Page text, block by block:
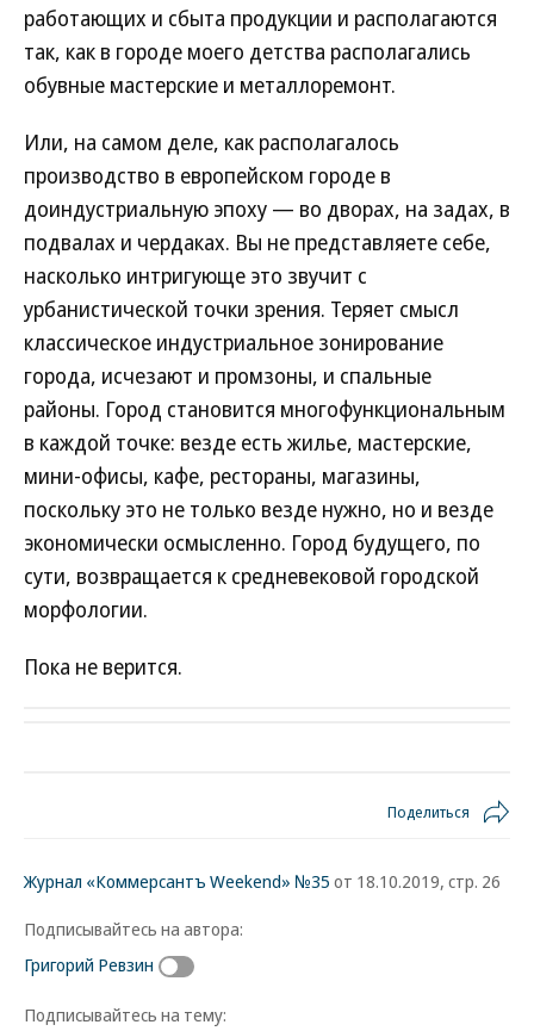
работающих и сбыта продукции и располагаются
так, как в городе моего детства располагались
обувные мастерские и металлоремонт.
Или, на самом деле, как располагалось
производство в европейском городе в
доиндустриальную эпоху — во дворах, на задах, в
подвалах и чердаках. Вы не представляете себе,
насколько интригующе это звучит с
урбанистической точки зрения. Теряет смысл
классическое индустриальное зонирование
города, исчезают и промзоны, и спальные
районы. Город становится многофункциональным
в каждой точке: везде есть жилье, мастерские,
мини-офисы, кафе, рестораны, магазины,
поскольку это не только везде нужно, но и везде
экономически осмысленно. Город будущего, по
сути, возвращается к средневековой городской
морфологии.
Пока не верится.
Поделиться
Журнал «Коммерсантъ Weekend» №35 от 18.10.2019, стр. 26
Подписывайтесь на автора:
Григорий Ревзин
Подписывайтесь на тему: